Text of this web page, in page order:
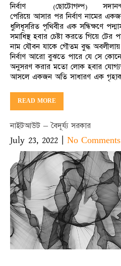
নির্বাণ (ছোটোগল্প) সদানন্দ
পেরিয়ে আসার পর নির্বাণ নামের
ধুলিধূসরিত পৃথিবীর এক সন্ধিক্ষণে
সমাধিস্থ হবার চেষ্টা করতে গিয়ে
নাম যৌবন যাকে গৌতম বুদ্ধ অবলীলায়
নির্বাণ আরো বুঝতে পারে যে সে
অনুসরণ করার মতো লোক হবার
আসলে একজন অতি সাধারণ এক
READ MORE
নাইটআউট – বৈদূর্য্য সরকার
July 23, 2022 | No Comments